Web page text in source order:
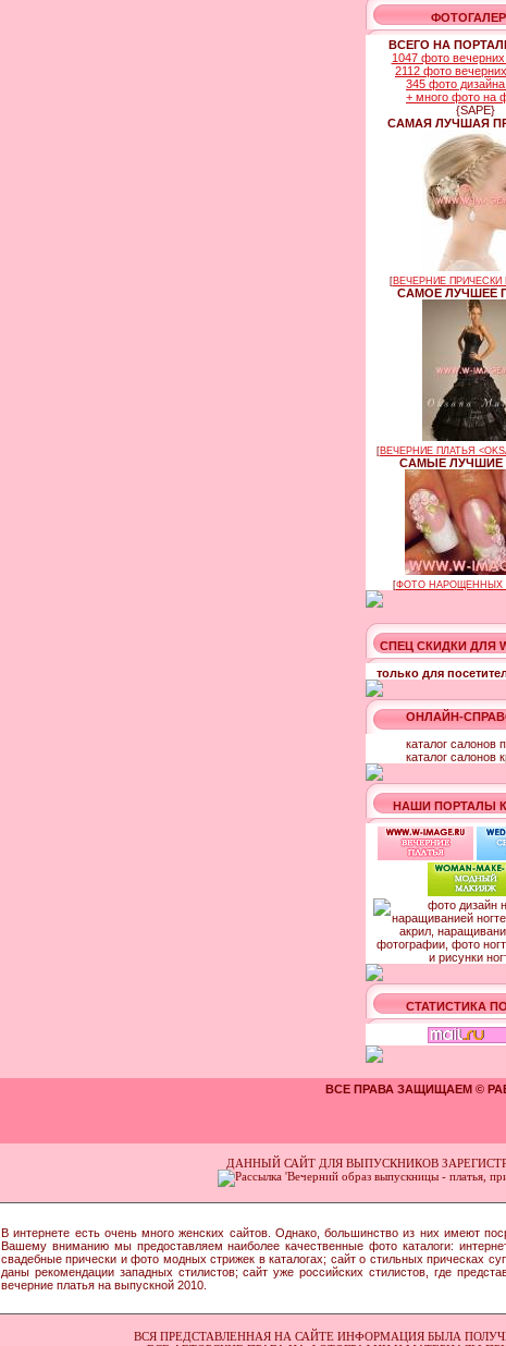
ВСЕГО НА
1047 фото
2112 фото
345 фото дизайна
+ много фото на
{SAPE}
САМАЯ ЛУЧШАЯ
[ВЕЧЕРНИЕ
САМОЕ ЛУЧШЕЕ
[ВЕЧЕРНИЕ ПЛАТЬЯ
САМЫЕ ЛУЧШИЕ
[ФОТО НАРОЩЕННЫХ
СПЕЦ СКИДКИ ДЛЯ
только для
ОНЛАЙН-
каталог салонов
каталог салонов
НАШИ ПОРТАЛЫ
СТАТИСТИКА
ВСЕ ПРАВА ЗАЩИЩАЕМ ©
ДАННЫЙ САЙТ ДЛЯ ВЫПУСКНИКОВ
В интернете есть очень много женских сайтов. Однако, большинство из них имеют
Вашему вниманию мы предоставляем наиболее качественные фото каталоги:
свадебные прически и фото модных стрижек в каталогах; сайт о стильных прическах
даны рекомендации западных стилистов; сайт уже российских стилистов, где
вечерние платья на выпускной 2010.
ВСЯ ПРЕДСТАВЛЕННАЯ НА САЙТЕ ИНФОРМАЦИЯ БЫЛА